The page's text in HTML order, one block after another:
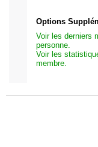
Options
Voir les derniers
personne.
Voir les
membre.